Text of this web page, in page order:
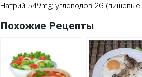
Натрий 549mg; углеводов 2G
Похожие Рецепты